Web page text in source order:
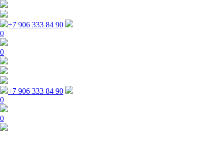
+7 906 333 84 90
0
0
+7 906 333 84 90
0
0